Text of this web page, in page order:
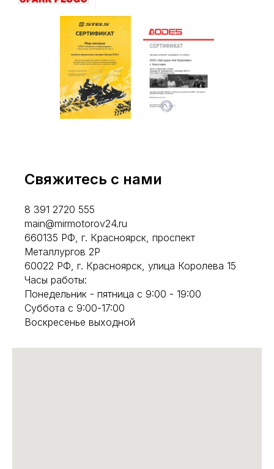
Свяжитесь с нами
8 391 2720 555
main@mirmotorov24.ru
660135 РФ, г. Красноярск, проспект
Металлургов 2Р
60022 РФ, г. Красноярск, улица Королева 15
Часы работы:
Понедельник - пятница с 9:00 - 19:00
Суббота с 9:00-17:00
Воскресенье выходной